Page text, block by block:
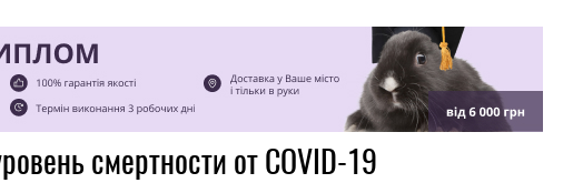
смертности от COVID-19